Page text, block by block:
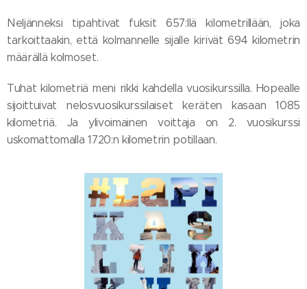
Neljänneksi tipahtivat fuksit 657:llä kilometrillään, joka
tarkoittaakin, että kolmannelle sijalle kirivät 694 kilometrin
määrällä kolmoset.
Tuhat kilometriä meni rikki kahdella vuosikurssilla. Hopealle
sijoittuivat nelosvuosikurssilaiset keräten kasaan 1085
kilometriä. Ja ylivoimainen voittaja on 2. vuosikurssi
uskomattomalla 1720:n kilometrin potillaan.